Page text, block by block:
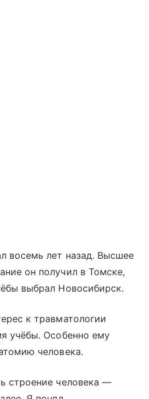
восемь лет назад. Высшее
он получил в Томске,
выбрал Новосибирск.
к травматологии
учёбы. Особенно ему
человека.
строение человека —